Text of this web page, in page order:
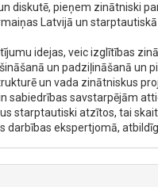
diskutē, pieņem zinātniski
Latvijā un starptautiskā
idejas, veic izglītības
un padziļināšanā un
un vada zinātniskus
sabiedrības savstarpējām
starptautiski atzītos, tai
darbības ekspertjomā,